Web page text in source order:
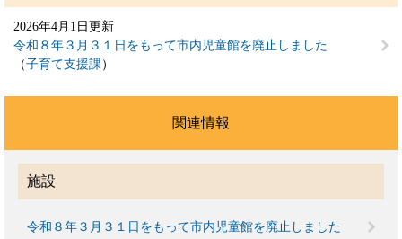
2026年4月1日更新
令和８年３月３１日をもって市内児童館を廃止しました
子育て支援課
関連情報
施設
令和８年３月３１日をもって市内児童館を廃止しました